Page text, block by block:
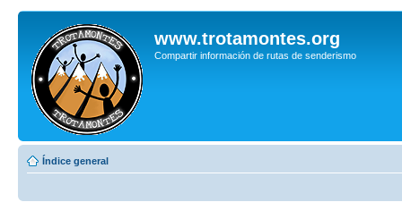
www.trotamontes.org
Compartir información de rutas de senderismo
Índice general